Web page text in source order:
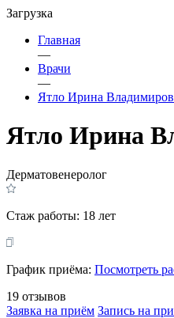
Загрузка
Главная
—
Врачи
—
Ятло Ирина
Ятло Ирина
Дерматовенеролог
Стаж работы: 18 лет
График приёма: Посмотреть
19 отзывов
Заявка на приём Запись на